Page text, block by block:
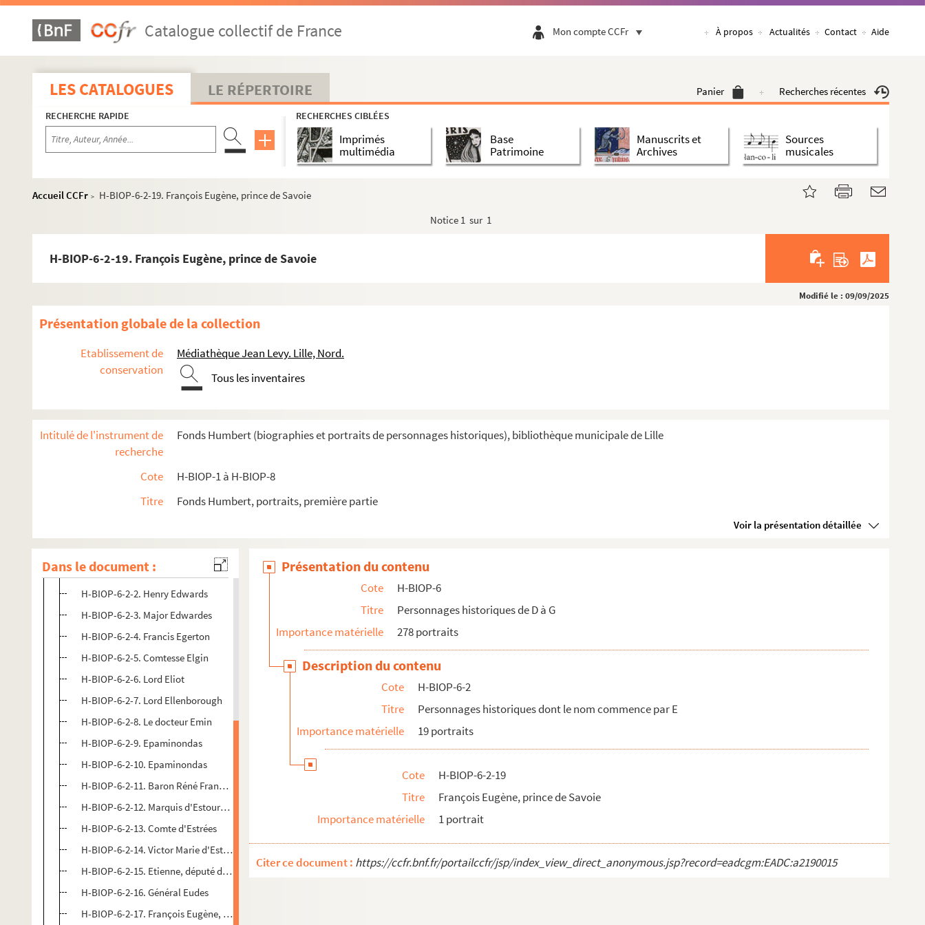
Catalogue collectif de France Mon compte CCFr À propos Actualités Contact Aide
LES CATALOGUES LE RÉPERTOIRE Panier Recherches récentes
RECHERCHE RAPIDE RECHERCHES CIBLÉES
Imprimés
multimédia
Base
Patrimoine
Manuscrits et
Archives
Sources
musicales
Accueil CCFr >
H-BIOP-6-2-19. François Eugène, prince de Savoie
Notice 1 sur 1
H-BIOP-6-2-19. François Eugène, prince de Savoie
Modifié le : 09/09/2025
Présentation globale de la collection
Etablissement de
conservation
Médiathèque Jean Levy. Lille, Nord.
Tous les inventaires
Intitulé de l'instrument de
recherche
Fonds Humbert (biographies et portraits de personnages historiques), bibliothèque municipale de Lille
Cote
H-BIOP-1 à H-BIOP-8
Titre
Fonds Humbert, portraits, première partie
Voir la présentation détaillée
Dans le document :
H-BIOP-1. Rois et souverains européens
H-BIOP-3. Rois, souverains et chefs d'Etat français
H-BIOP-4. Rois, souverains et chefs d'Etat français (suite)
H-BIOP-5. Personnages historiques de A à C
H-BIOP-6. Personnages historiques de D à G
H-BIOP-6-2. Personnages historiques dont le nom commence par E
H-BIOP-6-2-1. Henry Edwards
H-BIOP-6-2-2. Henry Edwards
H-BIOP-6-2-3. Major Edwardes
H-BIOP-6-2-4. Francis Egerton
H-BIOP-6-2-5. Comtesse Elgin
H-BIOP-6-2-6. Lord Eliot
H-BIOP-6-2-7. Lord Ellenborough
H-BIOP-6-2-8. Le docteur Emin
H-BIOP-6-2-9. Epaminondas
H-BIOP-6-2-10. Epaminondas
H-BIOP-6-2-11. Baron Réné François Eugène Eschassériaux
H-BIOP-6-2-12. Marquis d'Estourmel, député de la Somme
H-BIOP-6-2-13. Comte d'Estrées
H-BIOP-6-2-14. Victor Marie d'Estrées
H-BIOP-6-2-15. Etienne, député d'Oran
H-BIOP-6-2-16. Général Eudes
H-BIOP-6-2-17. François Eugène, prince de Savoie
Présentation du contenu
Cote
H-BIOP-6
Titre
Personnages historiques de D à G
Importance matérielle
278 portraits
Description du contenu
Cote
H-BIOP-6-2
Titre
Personnages historiques dont le nom commence par E
Importance matérielle
19 portraits
Cote
H-BIOP-6-2-19
Titre
François Eugène, prince de Savoie
Importance matérielle
1 portrait
Citer ce document : https://ccfr.bnf.fr/portailccfr/jsp/index_view_direct_anonymous.jsp?record=eadcgm:EADC:a2190015